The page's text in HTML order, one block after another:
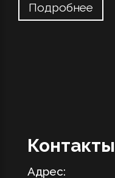
Подробнее
Контакты
Адрес: